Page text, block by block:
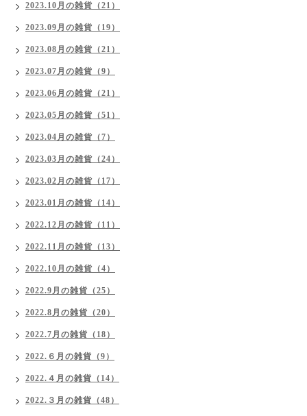
2023.10月の雑貨（21）
2023.09月の雑貨（19）
2023.08月の雑貨（21）
2023.07月の雑貨（9）
2023.06月の雑貨（21）
2023.05月の雑貨（51）
2023.04月の雑貨（7）
2023.03月の雑貨（24）
2023.02月の雑貨（17）
2023.01月の雑貨（14）
2022.12月の雑貨（11）
2022.11月の雑貨（13）
2022.10月の雑貨（4）
2022.9月の雑貨（25）
2022.8月の雑貨（20）
2022.7月の雑貨（18）
2022.６月の雑貨（9）
2022.４月の雑貨（14）
2022.３月の雑貨（48）